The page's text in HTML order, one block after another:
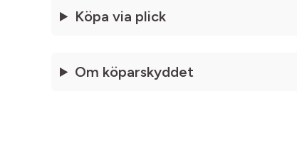
Köpa via plick
Om köparskyddet